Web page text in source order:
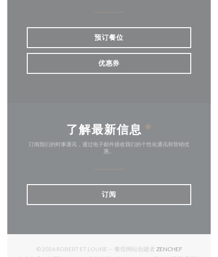
预订餐位
优惠券
了解最新信息 *
订阅我们的时事通讯，通过电子邮件接收我们的个性化通讯和营销优
惠。
订阅
© 2026 ROBERT ET LOUISE — 餐馆网站创建者 ZENCHEF((在新窗口中